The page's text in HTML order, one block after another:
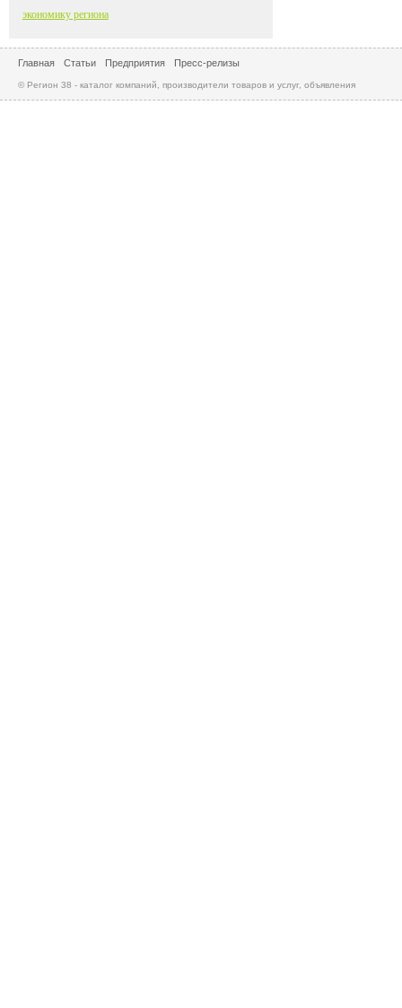
экономику региона
Главная Статьи Предприятия Пресс-релизы
© Регион 38 - каталог компаний, производители товаров и услуг, объявления